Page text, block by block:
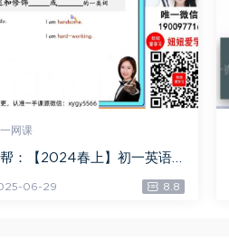
网课
：【2024春上】初一英语
06-29 8.8